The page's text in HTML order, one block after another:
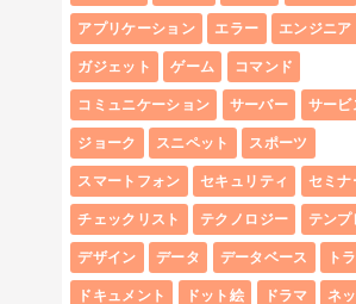
アプリケーション エラー エンジニア
ガジェット ゲーム コマンド
コミュニケーション サーバー サービ
ジョーク スニペット スポーツ
スマートフォン セキュリティ セミナ
チェックリスト テクノロジー テンプ
デザイン データ データベース ト
ドキュメント ドット絵 ドラマ ネ